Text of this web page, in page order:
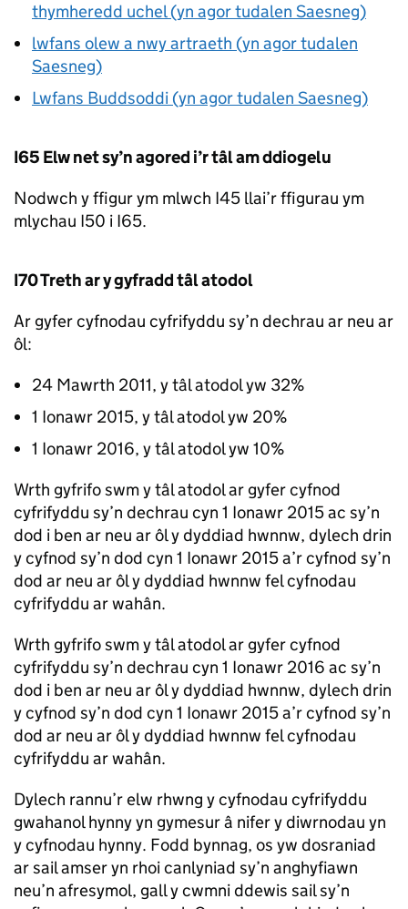
thymheredd uchel (yn agor tudalen Saesneg)
lwfans olew a nwy artraeth (yn agor tudalen
Saesneg)
Lwfans Buddsoddi (yn agor tudalen Saesneg)
I65 Elw net sy’n agored i’r tâl am ddiogelu
Nodwch y ffigur ym mlwch I45 llai’r ffigurau ym
mlychau I50 i I65.
I70 Treth ar y gyfradd tâl atodol
Ar gyfer cyfnodau cyfrifyddu sy’n dechrau ar neu ar
ôl:
24 Mawrth 2011, y tâl atodol yw 32%
1 Ionawr 2015, y tâl atodol yw 20%
1 Ionawr 2016, y tâl atodol yw 10%
Wrth gyfrifo swm y tâl atodol ar gyfer cyfnod
cyfrifyddu sy’n dechrau cyn 1 Ionawr 2015 ac sy’n
dod i ben ar neu ar ôl y dyddiad hwnnw, dylech drin
y cyfnod sy’n dod cyn 1 Ionawr 2015 a’r cyfnod sy’n
dod ar neu ar ôl y dyddiad hwnnw fel cyfnodau
cyfrifyddu ar wahân.
Wrth gyfrifo swm y tâl atodol ar gyfer cyfnod
cyfrifyddu sy’n dechrau cyn 1 Ionawr 2016 ac sy’n
dod i ben ar neu ar ôl y dyddiad hwnnw, dylech drin
y cyfnod sy’n dod cyn 1 Ionawr 2015 a’r cyfnod sy’n
dod ar neu ar ôl y dyddiad hwnnw fel cyfnodau
cyfrifyddu ar wahân.
Dylech rannu’r elw rhwng y cyfnodau cyfrifyddu
gwahanol hynny yn gymesur â nifer y diwrnodau yn
y cyfnodau hynny. Fodd bynnag, os yw dosraniad
ar sail amser yn rhoi canlyniad sy’n anghyfiawn
neu’n afresymol, gall y cwmni ddewis sail sy’n